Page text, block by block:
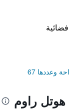
وعددها 67
راوم